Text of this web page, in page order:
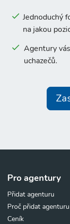
Jednoduchý
na jakou
Agentury
uchazečů.
Pro agentury
Přidat agenturu
Proč přidat agenturu
Ceník